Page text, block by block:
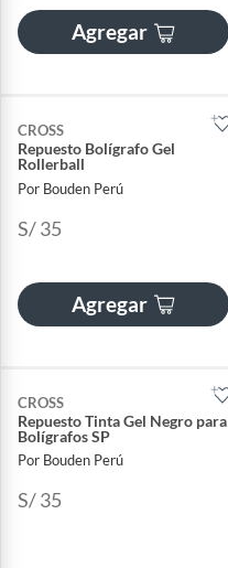
Agregar
CROSS
Repuesto Bolígrafo Gel
Rollerball
Por Bouden Perú
S/ 35
Agregar
CROSS
Repuesto Tinta Gel Negro para
Bolígrafos SP
Por Bouden Perú
S/ 35